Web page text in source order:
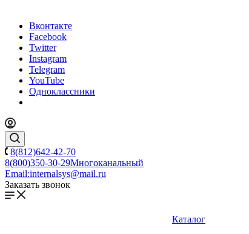
Вконтакте
Facebook
Twitter
Instagram
Telegram
YouTube
Одноклассники
8(812)642-42-70
8(800)350-30-29Многоканальный
Email:internalsys@mail.ru
Заказать звонок
Каталог